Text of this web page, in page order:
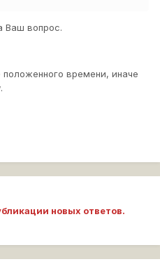
Ваш вопрос.
времени, иначе
новых ответов.